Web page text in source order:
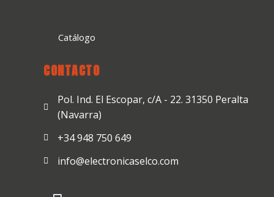
Catálogo
CONTACTO
Pol. Ind. El Escopar, c/A - 22. 31350 Peralta
(Navarra)
+34 948 750 649
info@electronicaselco.com